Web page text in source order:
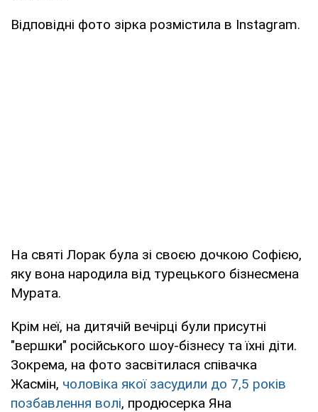
Відповідні фото зірка розмістила в Instagram.
На святі Лорак була зі своєю дочкою Софією,
яку вона народила від турецького бізнесмена
Мурата.
Крім неї, на дитячій вечірці були присутні
"вершки" російського шоу-бізнесу та їхні діти.
Зокрема, на фото засвітилася співачка
Жасмін, чоловіка якої засудили до 7,5 років
позбавлення волі, продюсерка Яна